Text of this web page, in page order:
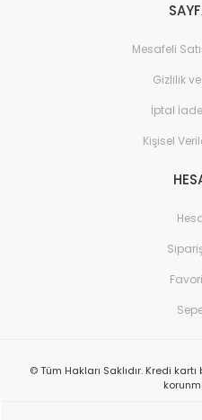
Mesafeli
Gizlilik
İptal
Kişisel
© Tüm Hakları Saklıdır. Kredi